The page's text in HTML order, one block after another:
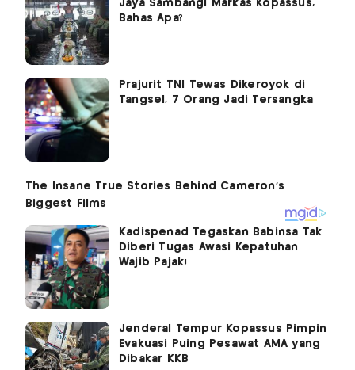
Jaya Sambangi Markas Kopassus,
Bahas Apa?
Prajurit TNI Tewas Dikeroyok di
Tangsel, 7 Orang Jadi Tersangka
Kadispenad Tegaskan Babinsa Tak
Diberi Tugas Awasi Kepatuhan
Wajib Pajak!
Jenderal Tempur Kopassus Pimpin
Evakuasi Puing Pesawat AMA yang
Dibakar KKB